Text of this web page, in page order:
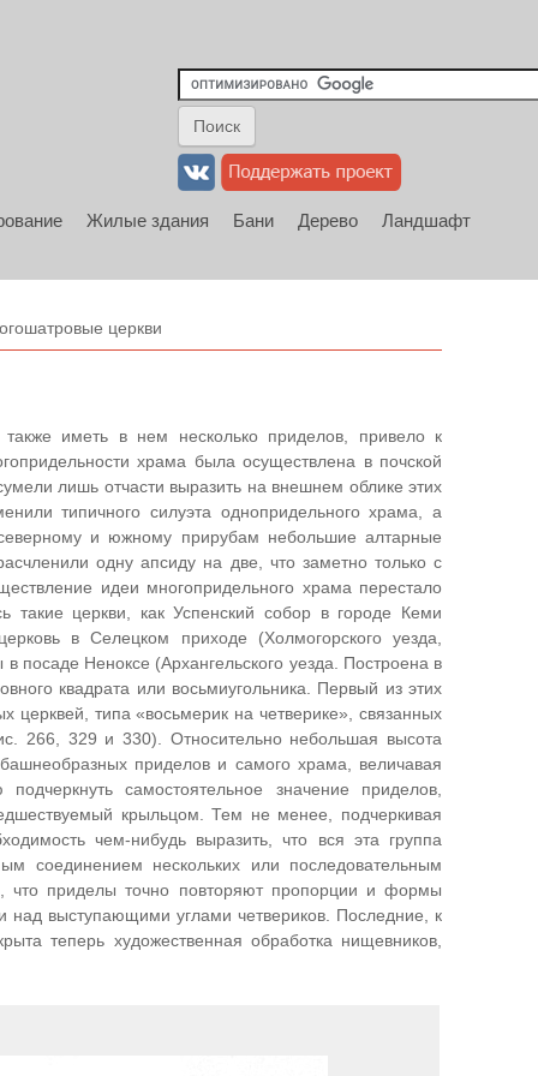
Жилые здания Бани Дерево Ландшафт
церкви
иметь в нем несколько приделов, привело к
храма была осуществлена в почской
лишь отчасти выразить на внешнем облике этих
типичного силуэта однопридельного храма, а
и южному прирубам небольшие алтарные
одну апсиду на две, что заметно только с
идеи многопридельного храма перестало
такие церкви, как Успенский собор в городе Кеми
в Селецком приходе (Холмогорского уезда,
посаде Неноксе (Архангельского уезда. Построена в
квадрата или восьмиугольника. Первый из этих
церквей, типа «восьмерик на четверике», связанных
266, 329 и 330). Относительно небольшая высота
приделов и самого храма, величавая
самостоятельное значение приделов,
крыльцом. Тем не менее, подчеркивая
чем-нибудь выразить, что вся эта группа
соединением нескольких или последовательным
что приделы точно повторяют пропорции и формы
над выступающими углами четвериков. Последние, к
теперь художественная обработка нищевников,